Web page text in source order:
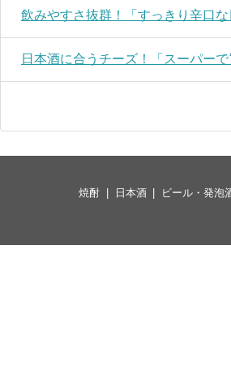
飲みやすさ抜群！「すっきり辛口
日本酒に合うチーズ！「スーパー
焼酎 日本酒 ビール・発泡